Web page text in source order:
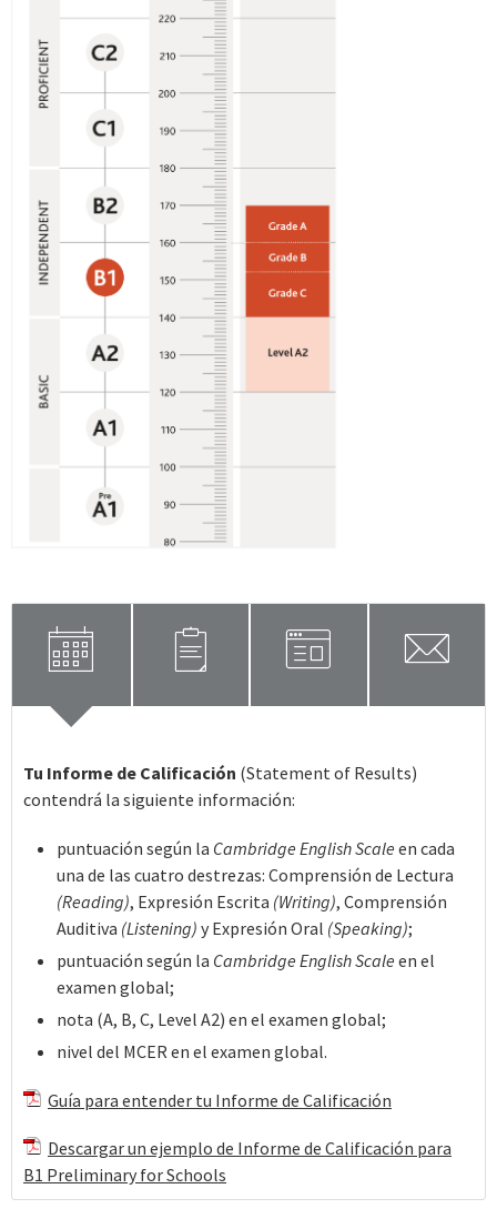
calendar clipboard window mail
Tu Informe de Calificación (Statement of Results)
contendrá la siguiente información:
puntuación según la Cambridge English Scale en cada
una de las cuatro destrezas: Comprensión de Lectura
(Reading), Expresión Escrita (Writing), Comprensión
Auditiva (Listening) y Expresión Oral (Speaking);
puntuación según la Cambridge English Scale en el
examen global;
nota (A, B, C, Level A2) en el examen global;
nivel del MCER en el examen global.
Guía para entender tu Informe de Calificación
Descargar un ejemplo de Informe de Calificación para
B1 Preliminary for Schools